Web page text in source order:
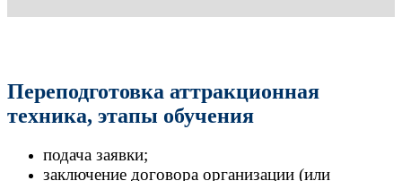
Переподготовка аттракционная
техника, этапы обучения
подача заявки;
заключение договора организации (или